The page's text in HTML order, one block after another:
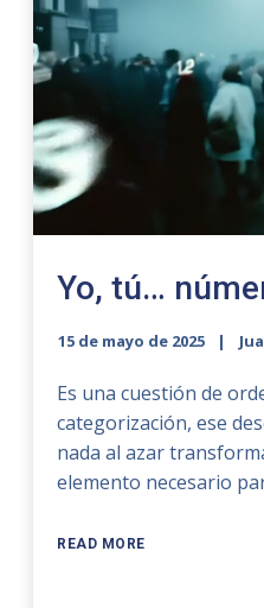
Yo, tú…
15 de mayo de 2025
Es una cuestión de
categorización, ese
nada al azar
elemento necesario
READ MORE